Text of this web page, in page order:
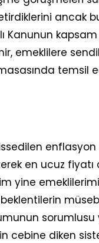
ancak
Kanunun kapsam
emeklilere
temsil
en ucuz
yine
sorumlusu
cebine diken